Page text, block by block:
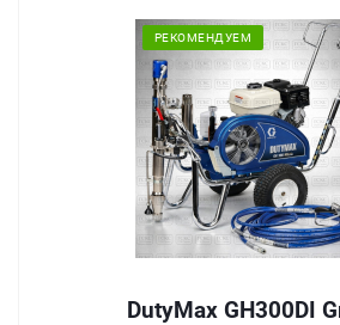
РЕКОМЕНДУЕМ
DutyMax GH300DI